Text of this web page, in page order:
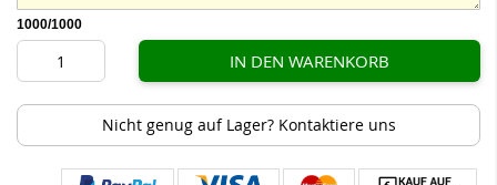
1000/1000
IN DEN WARENKORB
Nicht genug auf Lager? Kontaktiere uns